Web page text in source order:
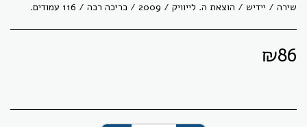
שירה / יידיש / הוצאת ה. לייוויק / 2009 / כריכה רכה / 116 עמודים.
₪86